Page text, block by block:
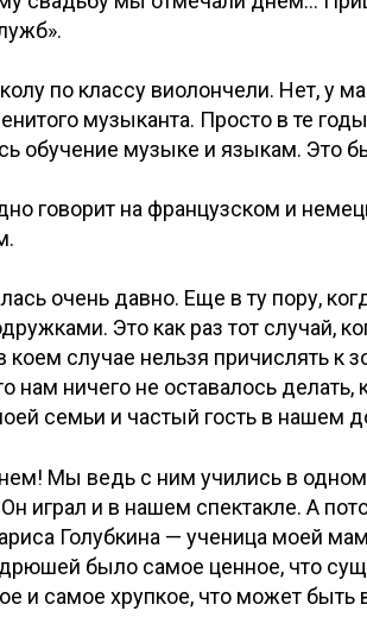
по классу виолончели. Нет, у
музыканта. Просто в те
обучение музыке и языкам. Это
говорит на французском и
очень давно. Еще в ту пору,
Это как раз тот случай,
случае нельзя причислять к
нам ничего не оставалось
семьи и частый гость в нашем
Мы ведь с ним учились в одном
играл и в нашем спектакле. А
Голубкина — ученица моей
было самое ценное, что
и самое хрупкое, что может быть